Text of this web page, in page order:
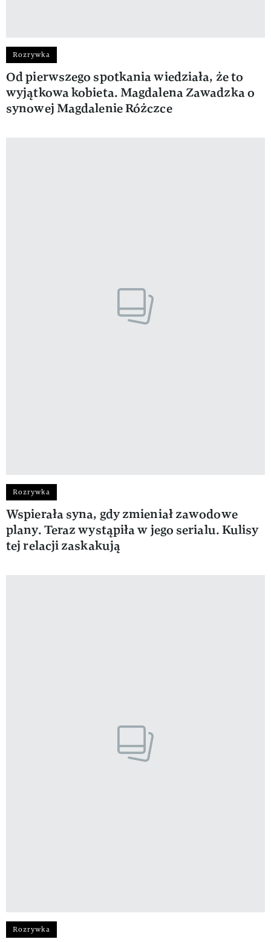
Rozrywka
Od pierwszego spotkania wiedziała, że to
wyjątkowa kobieta. Magdalena Zawadzka o
synowej Magdalenie Różczce
Rozrywka
Wspierała syna, gdy zmieniał zawodowe
plany. Teraz wystąpiła w jego serialu. Kulisy
tej relacji zaskakują
Rozrywka